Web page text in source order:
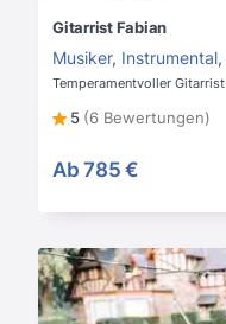
Gitarrist Fabian
Musiker, Instrumental,
Temperamentvoller Gitarrist
5 (6 Bewertungen)
Ab 785 €